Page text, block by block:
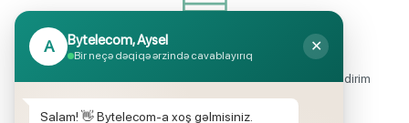
Endirimli məhsul seçimi
Mağazalarımızda mütəmadi olaraq, yüksək məbləğli endirim
və hədiyyə kampaniyaları keçirilir.
A Bytelecom, Aysel
Bir neçə dəqiqə ərzində cavablayırıq
✕
Salam! 👋 Bytelecom-a xoş gəlmisiniz.